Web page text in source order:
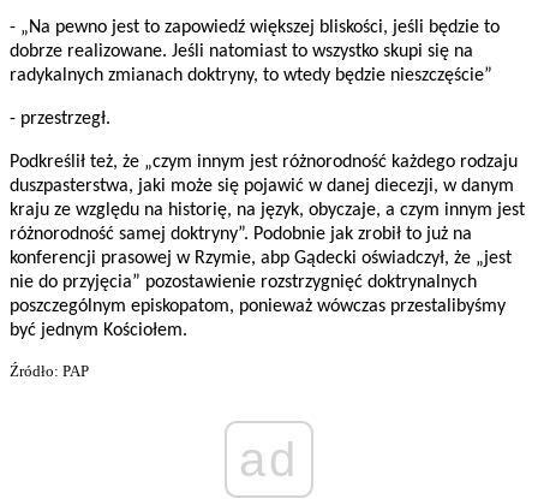
- „Na pewno jest to zapowiedź większej bliskości, jeśli będzie to
dobrze realizowane. Jeśli natomiast to wszystko skupi się na
radykalnych zmianach doktryny, to wtedy będzie nieszczęście”
- przestrzegł.
Podkreślił też, że „czym innym jest różnorodność każdego rodzaju
duszpasterstwa, jaki może się pojawić w danej diecezji, w danym
kraju ze względu na historię, na język, obyczaje, a czym innym jest
różnorodność samej doktryny”. Podobnie jak zrobił to już na
konferencji prasowej w Rzymie, abp Gądecki oświadczył, że „jest
nie do przyjęcia” pozostawienie rozstrzygnięć doktrynalnych
poszczególnym episkopatom, ponieważ wówczas przestalibyśmy
być jednym Kościołem.
Źródło: PAP
ad